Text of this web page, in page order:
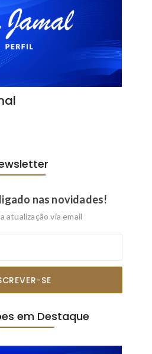
nas novidades!
atualização via email
SE
em Destaque